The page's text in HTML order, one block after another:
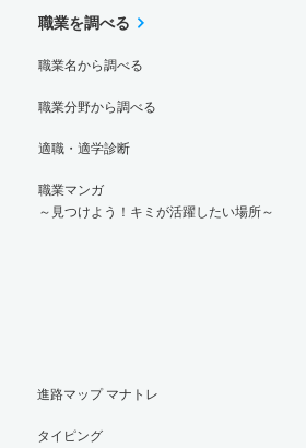
職業を調べる
職業名から調べる
職業分野から調べる
適職・適学診断
職業マンガ
～見つけよう！キミが活躍したい場所～
進路マップ マナトレ
タイピング